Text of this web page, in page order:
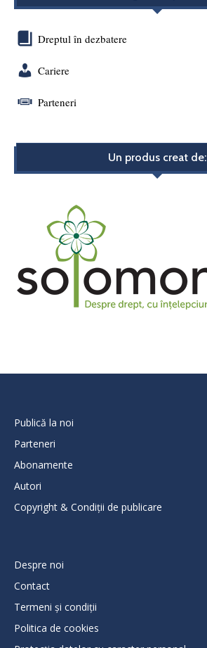
Dreptul în dezbatere
Cariere
Parteneri
Un produs creat de:
Publică la noi
Parteneri
Abonamente
Autori
Copyright & Condiții de publicare
Despre noi
Contact
Termeni și condiții
Politica de cookies